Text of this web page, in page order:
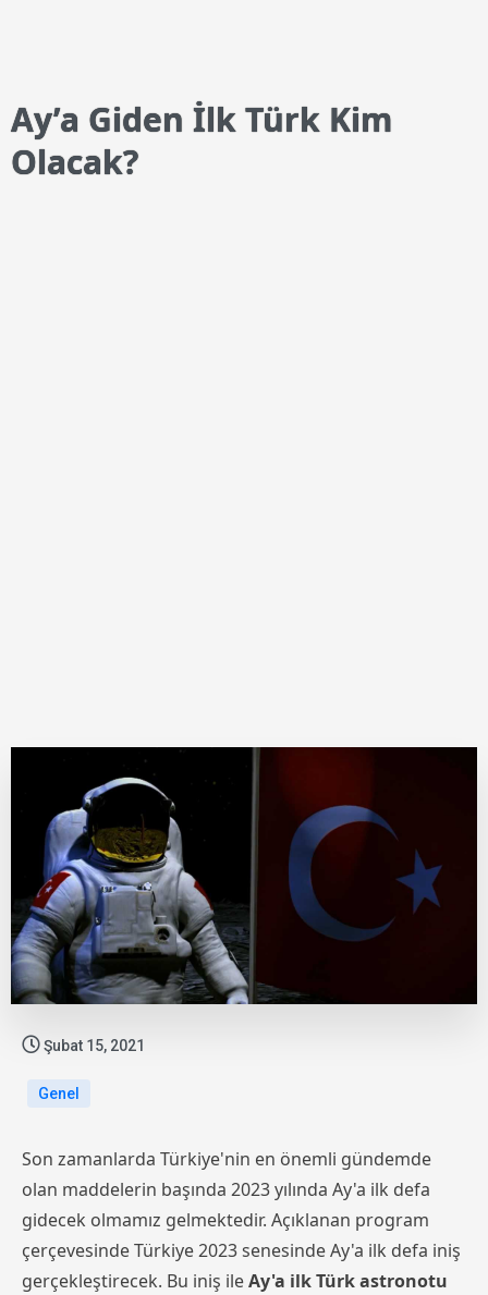
Ay’a Giden İlk Türk Kim
Olacak?
Şubat 15, 2021
Genel
Son zamanlarda Türkiye'nin en önemli gündemde
olan maddelerin başında 2023 yılında Ay'a ilk defa
gidecek olmamız gelmektedir. Açıklanan program
çerçevesinde Türkiye 2023 senesinde Ay'a ilk defa iniş
gerçekleştirecek. Bu iniş ileAy'a ilk Türk astronotu